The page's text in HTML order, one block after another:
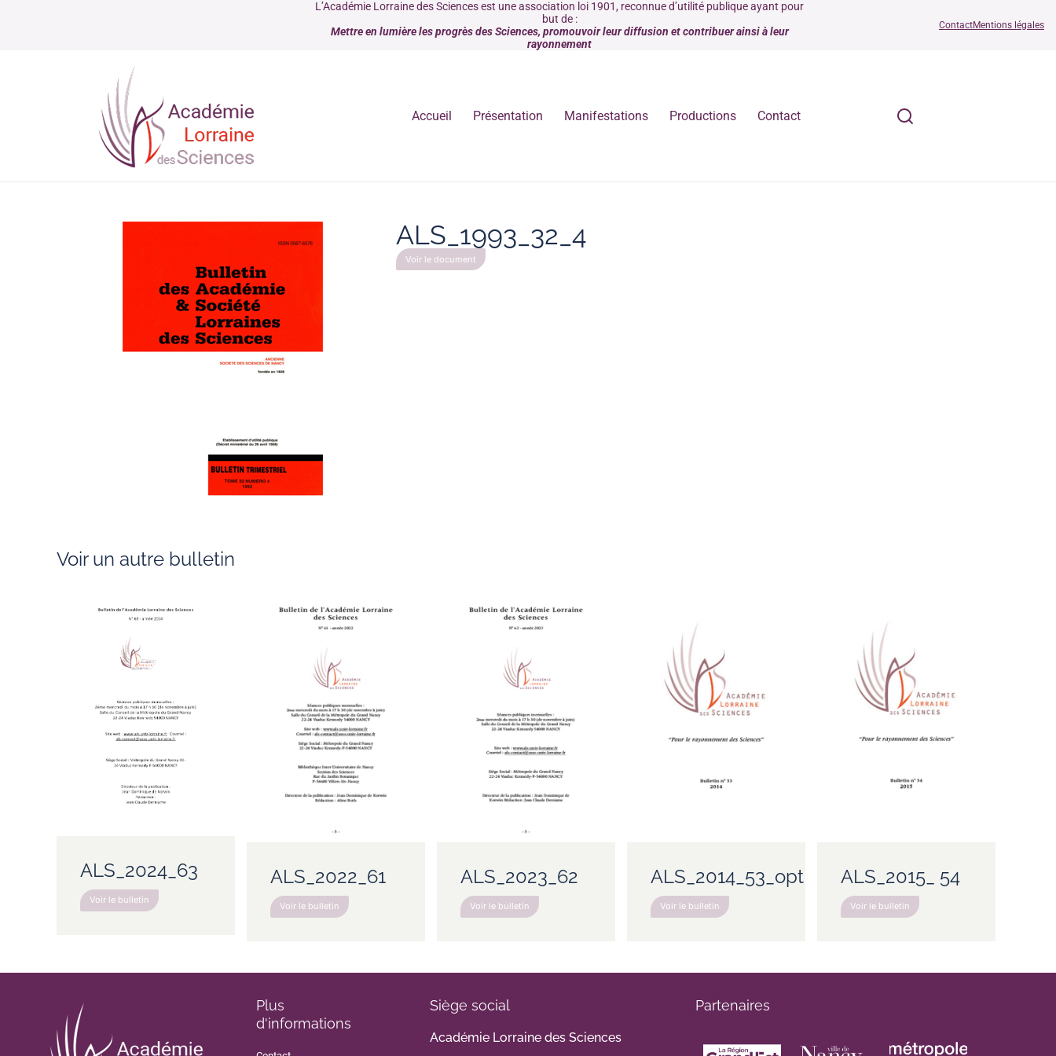
L’Académie Lorraine des Sciences est une association loi 1901, reconnue d’utilité publique ayant pour
but de :
Mettre en lumière les progrès des Sciences, promouvoir leur diffusion et contribuer ainsi à leur
rayonnement
ContactMentions légales
Accueil Présentation Manifestations Productions Contact
ALS_1993_32_4
Voir le document
Voir un autre bulletin
ALS_2024_63
Voir le bulletin
ALS_2022_61
Voir le bulletin
ALS_2023_62
Voir le bulletin
ALS_2014_53_opt
Voir le bulletin
ALS_2015_ 54
Voir le bulletin
Plus
d'informations
Siège social
Académie Lorraine des Sciences
Partenaires